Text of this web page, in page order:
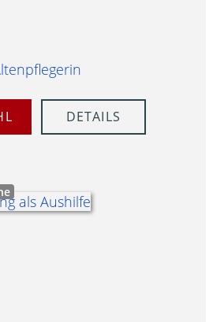
DETAILS